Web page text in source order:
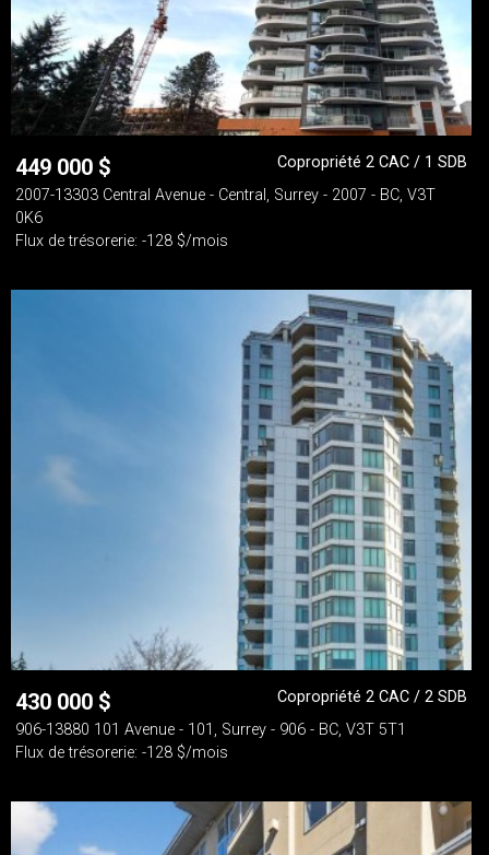
449 000 $
Copropriété 2 CAC / 1 SDB
2007-13303 Central Avenue - Central, Surrey - 2007 - BC, V3T
0K6
Flux de trésorerie: -128 $/mois
430 000 $
Copropriété 2 CAC / 2 SDB
906-13880 101 Avenue - 101, Surrey - 906 - BC, V3T 5T1
Flux de trésorerie: -128 $/mois